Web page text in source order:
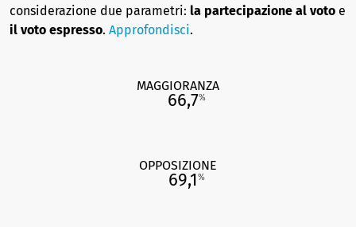
considerazione due parametri: la partecipazione al voto e
il voto espresso. Approfondisci.
MAGGIORANZA
66,7%
OPPOSIZIONE
69,1%